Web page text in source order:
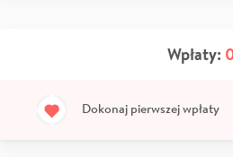
Wpłaty:
Dokonaj pierwszej wpłaty